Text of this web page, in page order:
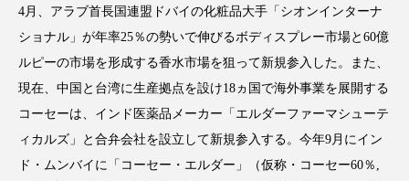
カカイオイル ガジェット キーワード
クルエルティフリー クレンジング
コグニティブヘルス コスト削減
4月、アラブ首長国連盟ドバイの化粧品大手「シオンインターナ
ショナル」が年率25％の勢いで伸びるボディスプレー市場と60億
ルピーの市場を形成する香水市場を狙って新規参入した。また、
現在、中国と台湾に生産拠点を設け18ヵ国で海外事業を展開する
コーセーは、インド医薬品メーカー「エルダーファーマシューテ
ィカルズ」と合弁会社を設立して新規参入する。今年9月にイン
ド・ムンバイに「コーセー・エルダー」（仮称・コーセー60％,